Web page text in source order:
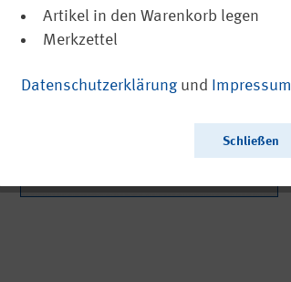
Artikel in den Warenkorb legen
Merkzettel
Datenschutzerklärung und Impressum
Schließen